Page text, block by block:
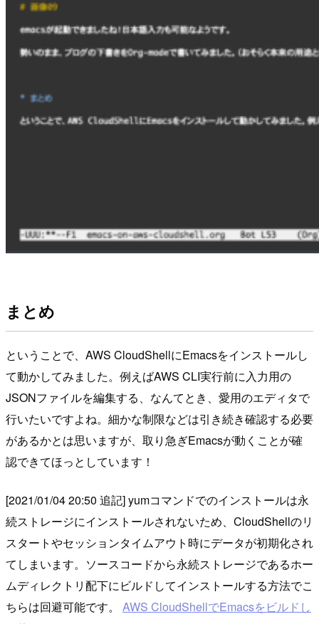
まとめ
ということで、AWS CloudShellにEmacsをインストールし
て動かしてみました。例えばAWS CLI実行前に入力用の
JSONファイルを編集する、なんてとき、愛用のエディタで
行いたいですよね。細かな制限などは引き続き確認する必要
があるかとは思いますが、取り急ぎEmacsが動くことが確
認できてほっとしています！
[2021/01/04 20:50 追記] yumコマンドでのインストールは永
続ストレージにインストールされないため、CloudShellのリ
スタートやセッションタイムアウト時にデータが初期化され
てしまいます。ソースコードから永続ストレージであるホー
ムディレクトリ配下にビルドしてインストールする方法でこ
ちらは回避可能です。 AWS CloudShellでEmacsをビルドし